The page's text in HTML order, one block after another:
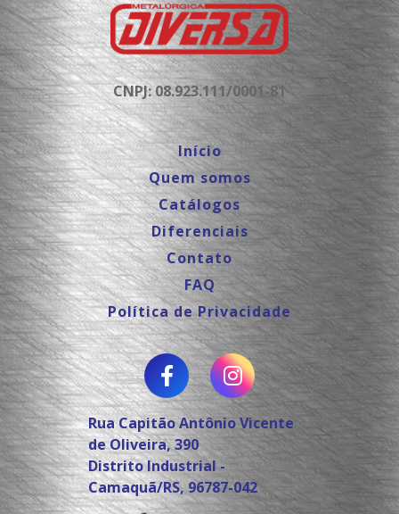
CNPJ: 08.923.111/0001-81
Início
Quem somos
Catálogos
Diferenciais
Contato
FAQ
Política de Privacidade
Rua Capitão Antônio Vicente
de Oliveira, 390
Distrito Industrial -
Camaquã/RS, 96787-042